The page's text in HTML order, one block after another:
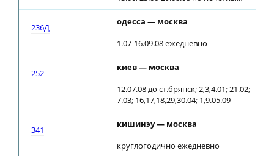
236Д
одесса — москва
1.07-16.09.08 ежедневно
252
киев — москва
12.07.08 до ст.брянск; 2,3,4.01; 21.02;
7.03; 16,17,18,29,30.04; 1,9.05.09
341
кишинэу — москва
круглогодично ежедневно